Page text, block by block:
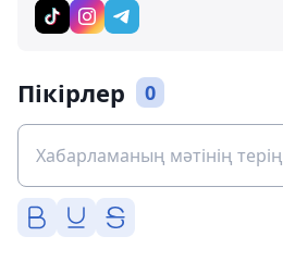
Пікірлер 0